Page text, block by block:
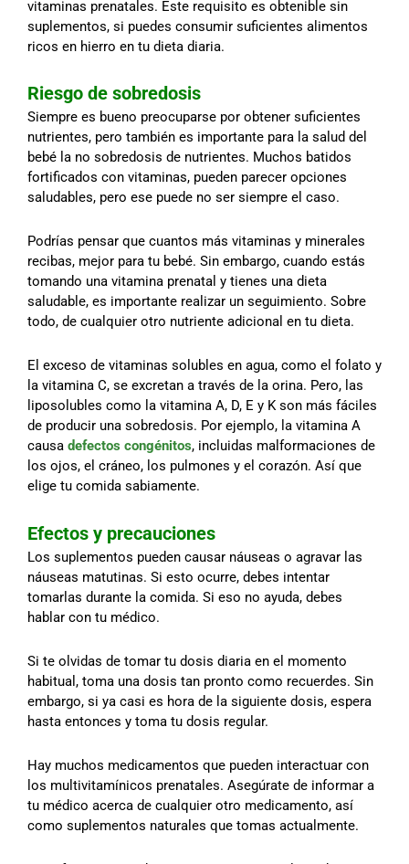
vitaminas prenatales. Este requisito es obtenible sin
suplementos, si puedes consumir suficientes alimentos
ricos en hierro en tu dieta diaria.
Riesgo de sobredosis
Siempre es bueno preocuparse por obtener suficientes
nutrientes, pero también es importante para la salud del
bebé la no sobredosis de nutrientes. Muchos batidos
fortificados con vitaminas, pueden parecer opciones
saludables, pero ese puede no ser siempre el caso.
Podrías pensar que cuantos más vitaminas y minerales
recibas, mejor para tu bebé. Sin embargo, cuando estás
tomando una vitamina prenatal y tienes una dieta
saludable, es importante realizar un seguimiento. Sobre
todo, de cualquier otro nutriente adicional en tu dieta.
El exceso de vitaminas solubles en agua, como el folato y
la vitamina C, se excretan a través de la orina. Pero, las
liposolubles como la vitamina A, D, E y K son más fáciles
de producir una sobredosis. Por ejemplo, la vitamina A
causa defectos congénitos, incluidas malformaciones de
los ojos, el cráneo, los pulmones y el corazón. Así que
elige tu comida sabiamente.
Efectos y precauciones
Los suplementos pueden causar náuseas o agravar las
náuseas matutinas. Si esto ocurre, debes intentar
tomarlas durante la comida. Si eso no ayuda, debes
hablar con tu médico.
Si te olvidas de tomar tu dosis diaria en el momento
habitual, toma una dosis tan pronto como recuerdes. Sin
embargo, si ya casi es hora de la siguiente dosis, espera
hasta entonces y toma tu dosis regular.
Hay muchos medicamentos que pueden interactuar con
los multivitamínicos prenatales. Asegúrate de informar a
tu médico acerca de cualquier otro medicamento, así
como suplementos naturales que tomas actualmente.